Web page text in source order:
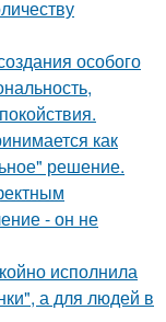
особого
как
решение.
- он не
исполнила
а для людей в